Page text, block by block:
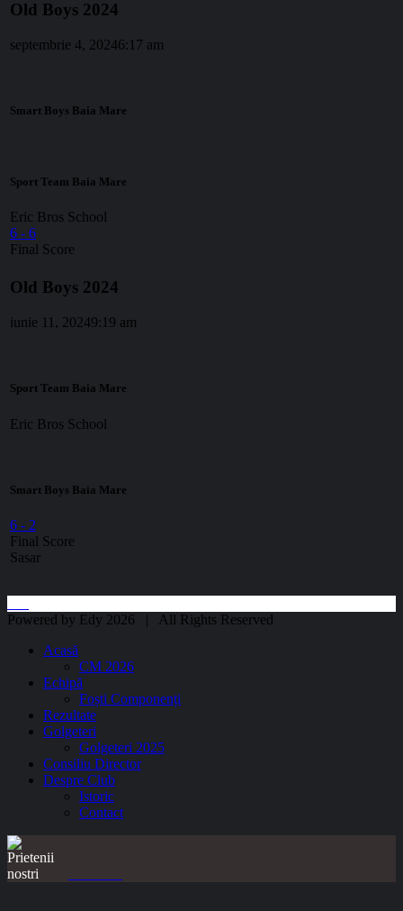
Old Boys 2024
septembrie 4, 20246:17 am
Smart Boys Baia Mare
Sport Team Baia Mare
Eric Bros School
6 - 6
Final Score
Old Boys 2024
iunie 11, 20249:19 am
Sport Team Baia Mare
Eric Bros School
Smart Boys Baia Mare
6 - 2
Final Score
Sasar
Powered by Edy 2026 | All Rights Reserved
Acasă
CM 2026
Echipă
Foști Componenți
Rezultate
Golgeteri
Golgeteri 2025
Consiliu Director
Despre Club
Istoric
Contact